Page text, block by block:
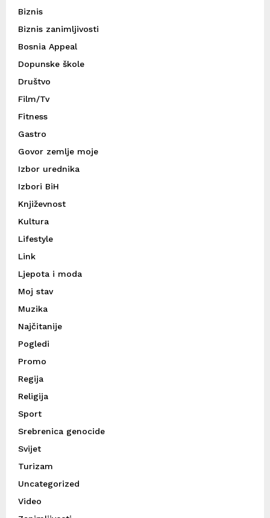
Biznis
Biznis zanimljivosti
Bosnia Appeal
Dopunske škole
Društvo
Film/Tv
Fitness
Gastro
Govor zemlje moje
Izbor urednika
Izbori BiH
Književnost
Kultura
Lifestyle
Link
Ljepota i moda
Moj stav
Muzika
Najčitanije
Pogledi
Promo
Regija
Religija
Sport
Srebrenica genocide
Svijet
Turizam
Uncategorized
Video